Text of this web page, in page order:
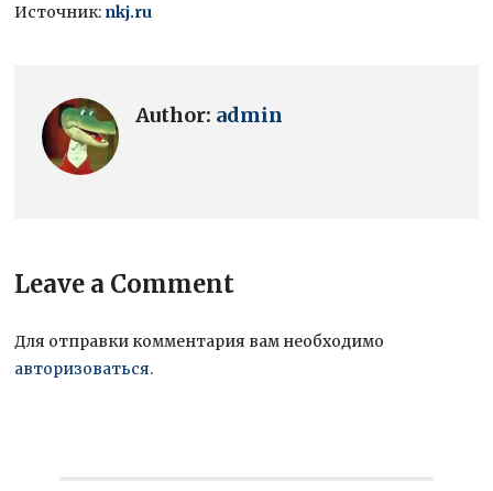
Источник: nkj.ru
Author: admin
Leave a Comment
Для отправки комментария вам необходимо
авторизоваться.